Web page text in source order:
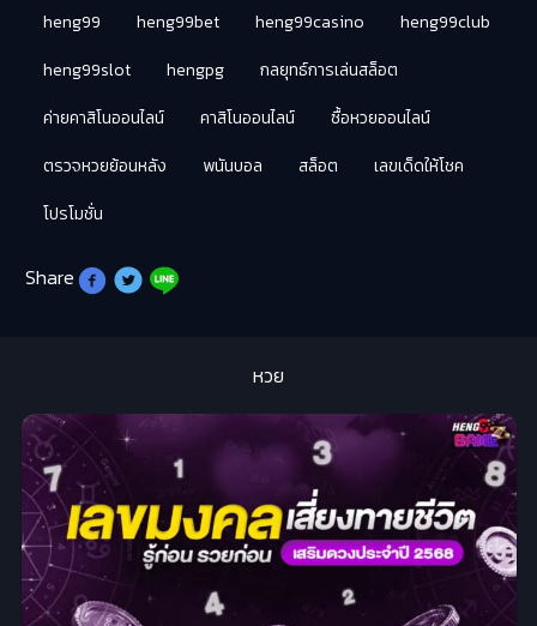
heng99 heng99bet heng99casino
heng99club
heng99slot
hengpg
กลยุทธ์การเล่นสล็อต
ค่ายคาสิโนออนไลน์
คาสิโนออนไลน์
ซื้อหวยออนไลน์
ตรวจหวยย้อนหลัง
พนันบอล สล็อต
เลขเด็ดให้โชค
โปรโมชั่น
Share
หวย